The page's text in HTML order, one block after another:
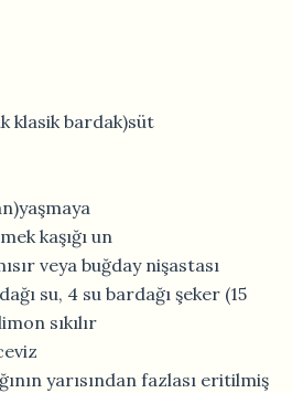
klasik bardak)süt
kaşığı un
veya buğday nişastası
su, 4 su bardağı şeker (15
sıkılır
yarısından fazlası eritilmiş